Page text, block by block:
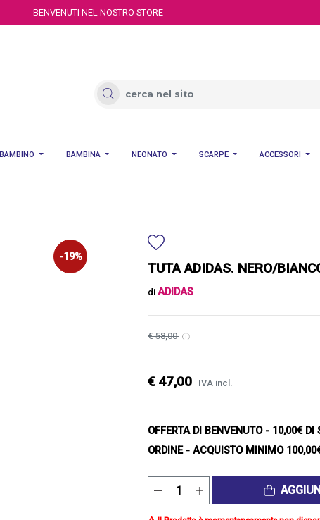
BENVENUTI NEL NOSTRO STORE
BAMBINO BAMBINA NEONATO SCARPE ACCESSORI
-19%
TUTA ADIDAS. NERO/
di ADIDAS
€ 58,00
€ 47,00 IVA incl.
OFFERTA DI BENVENUTO- 10,00€ DI
ORDINE - ACQUISTO MINIMO